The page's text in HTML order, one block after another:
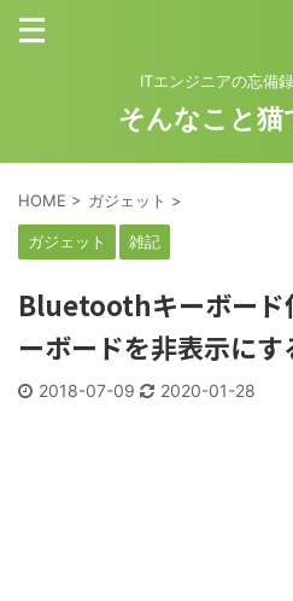
ITエンジニアの忘備
そんなこと猫
HOME > ガジェット >
ガジェット 雑記
Bluetoothキーボード
ーボードを非表示にす
2018-07-09 2020-01-28